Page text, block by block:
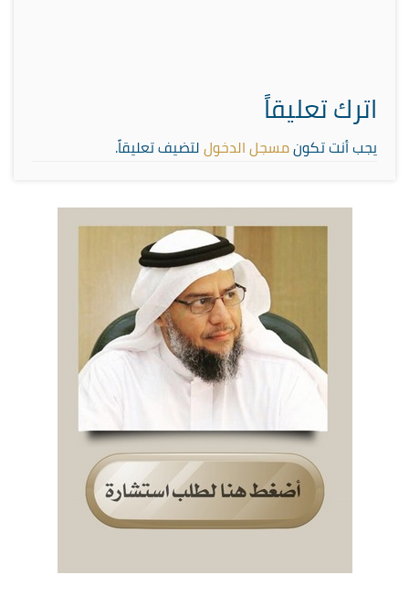
اترك تعليقاً
يجب أنت تكونمسجل الدخوللتضيف تعليقاً.